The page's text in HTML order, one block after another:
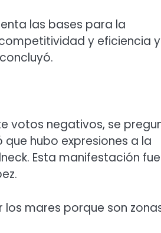
las bases para la
y eficiencia y
votos negativos, se
hubo expresiones a la
Esta manifestación fue
mares porque son